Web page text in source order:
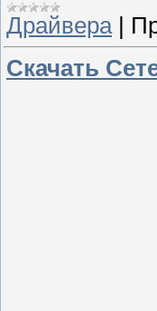
Драйвера |
Скачать